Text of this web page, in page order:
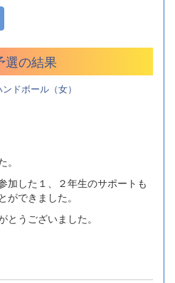
選の結果
ンドボール（女）
加した１、２年生のサポートも
できました。
うございました。